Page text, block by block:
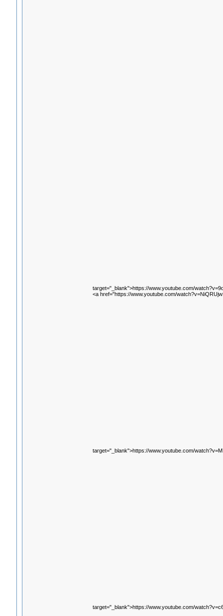
target="_blank">https://www.youtube.com/
<a href="https://www.youtube.com/
target="_blank">https://www.youtube.com/
target="_blank">https://www.youtube.com/